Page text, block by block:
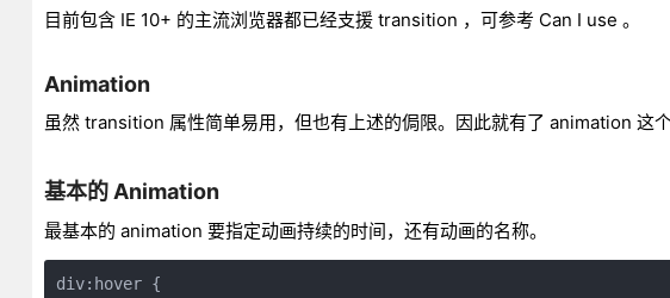
目前包含 IE 10+ 的主流浏览器都已经支援 transition ，可参考 Can I use 。
Animation
虽然 transition 属性简单易用，但也有上述的侷限。因此就有了 animation 这个
基本的 Animation
最基本的 animation 要指定动画持续的时间，还有动画的名称。
div:hover {